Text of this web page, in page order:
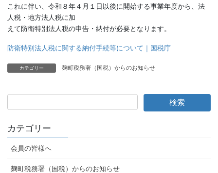
これに伴い、令和８年４月１日以後に開始する事業年度から、法
人税・地方法人税に加
えて防衛特別法人税の申告・納付が必要となります。
防衛特別法人税に関する納付手続等について｜国税庁
カテゴリー 麹町税務署（国税）からのお知らせ
カテゴリー
会員の皆様へ
麹町税務署（国税）からのお知らせ